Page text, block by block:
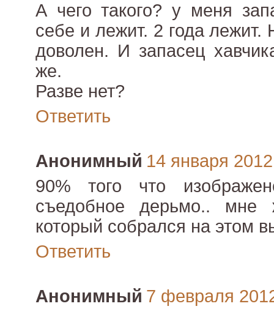
А чего такого? у меня
себе и лежит. 2 года
доволен. И запасец
же.
Разве нет?
Ответить
Анонимный 14 января
90% того что
съедобное дерьмо.. мне
который собрался на этом
Ответить
Анонимный 7 февраля